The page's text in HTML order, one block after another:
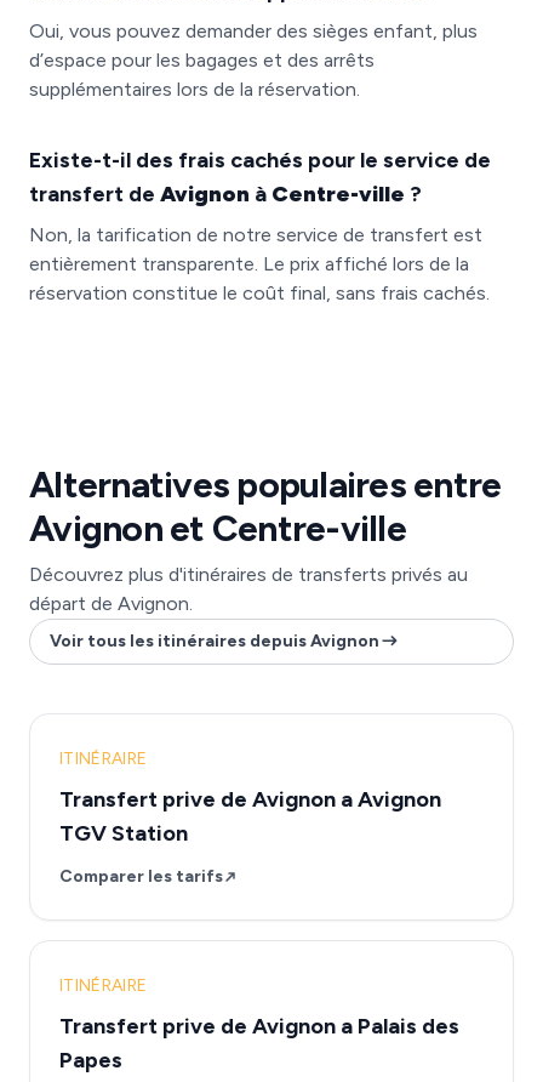
Oui, vous pouvez demander des sièges enfant, plus
d’espace pour les bagages et des arrêts
supplémentaires lors de la réservation.
Existe-t-il des frais cachés pour le service de
transfert de Avignon à Centre-ville ?
Non, la tarification de notre service de transfert est
entièrement transparente. Le prix affiché lors de la
réservation constitue le coût final, sans frais cachés.
Alternatives populaires entre
Avignon et Centre-ville
Découvrez plus d'itinéraires de transferts privés au
départ de Avignon.
Voir tous les itinéraires depuis Avignon
ITINÉRAIRE
Transfert prive de Avignon a Avignon
TGV Station
Comparer les tarifs
ITINÉRAIRE
Transfert prive de Avignon a Palais des
Papes